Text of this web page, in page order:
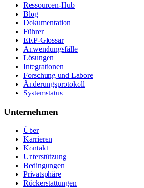
Ressourcen-Hub
Blog
Dokumentation
Führer
ERP-Glossar
Anwendungsfälle
Lösungen
Integrationen
Forschung und Labore
Änderungsprotokoll
Systemstatus
Unternehmen
Über
Karrieren
Kontakt
Unterstützung
Bedingungen
Privatsphäre
Rückerstattungen